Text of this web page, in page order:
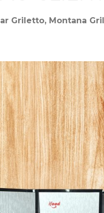
Griletto, Montana